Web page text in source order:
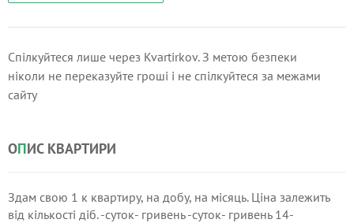
Спілкуйтеся лише через Kvartirkov. З метою безпеки
ніколи не переказуйте гроші і не спілкуйтеся за межами
сайту
ОПИС КВАРТИРИ
Здам свою 1 к квартиру, на добу, на місяць. Ціна залежить
від кількості діб. -суток- гривень -суток- гривень 14-